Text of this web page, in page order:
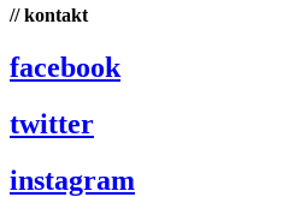
// kontakt
facebook
twitter
instagram